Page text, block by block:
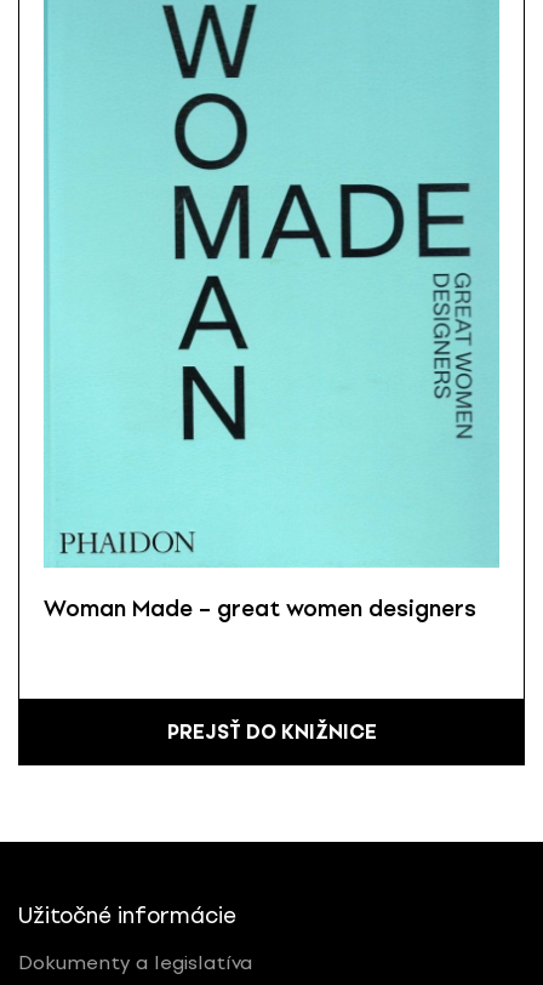
Woman Made – great women designers
PREJSŤ DO KNIŽNICE
Užitočné informácie
Dokumenty a legislatíva